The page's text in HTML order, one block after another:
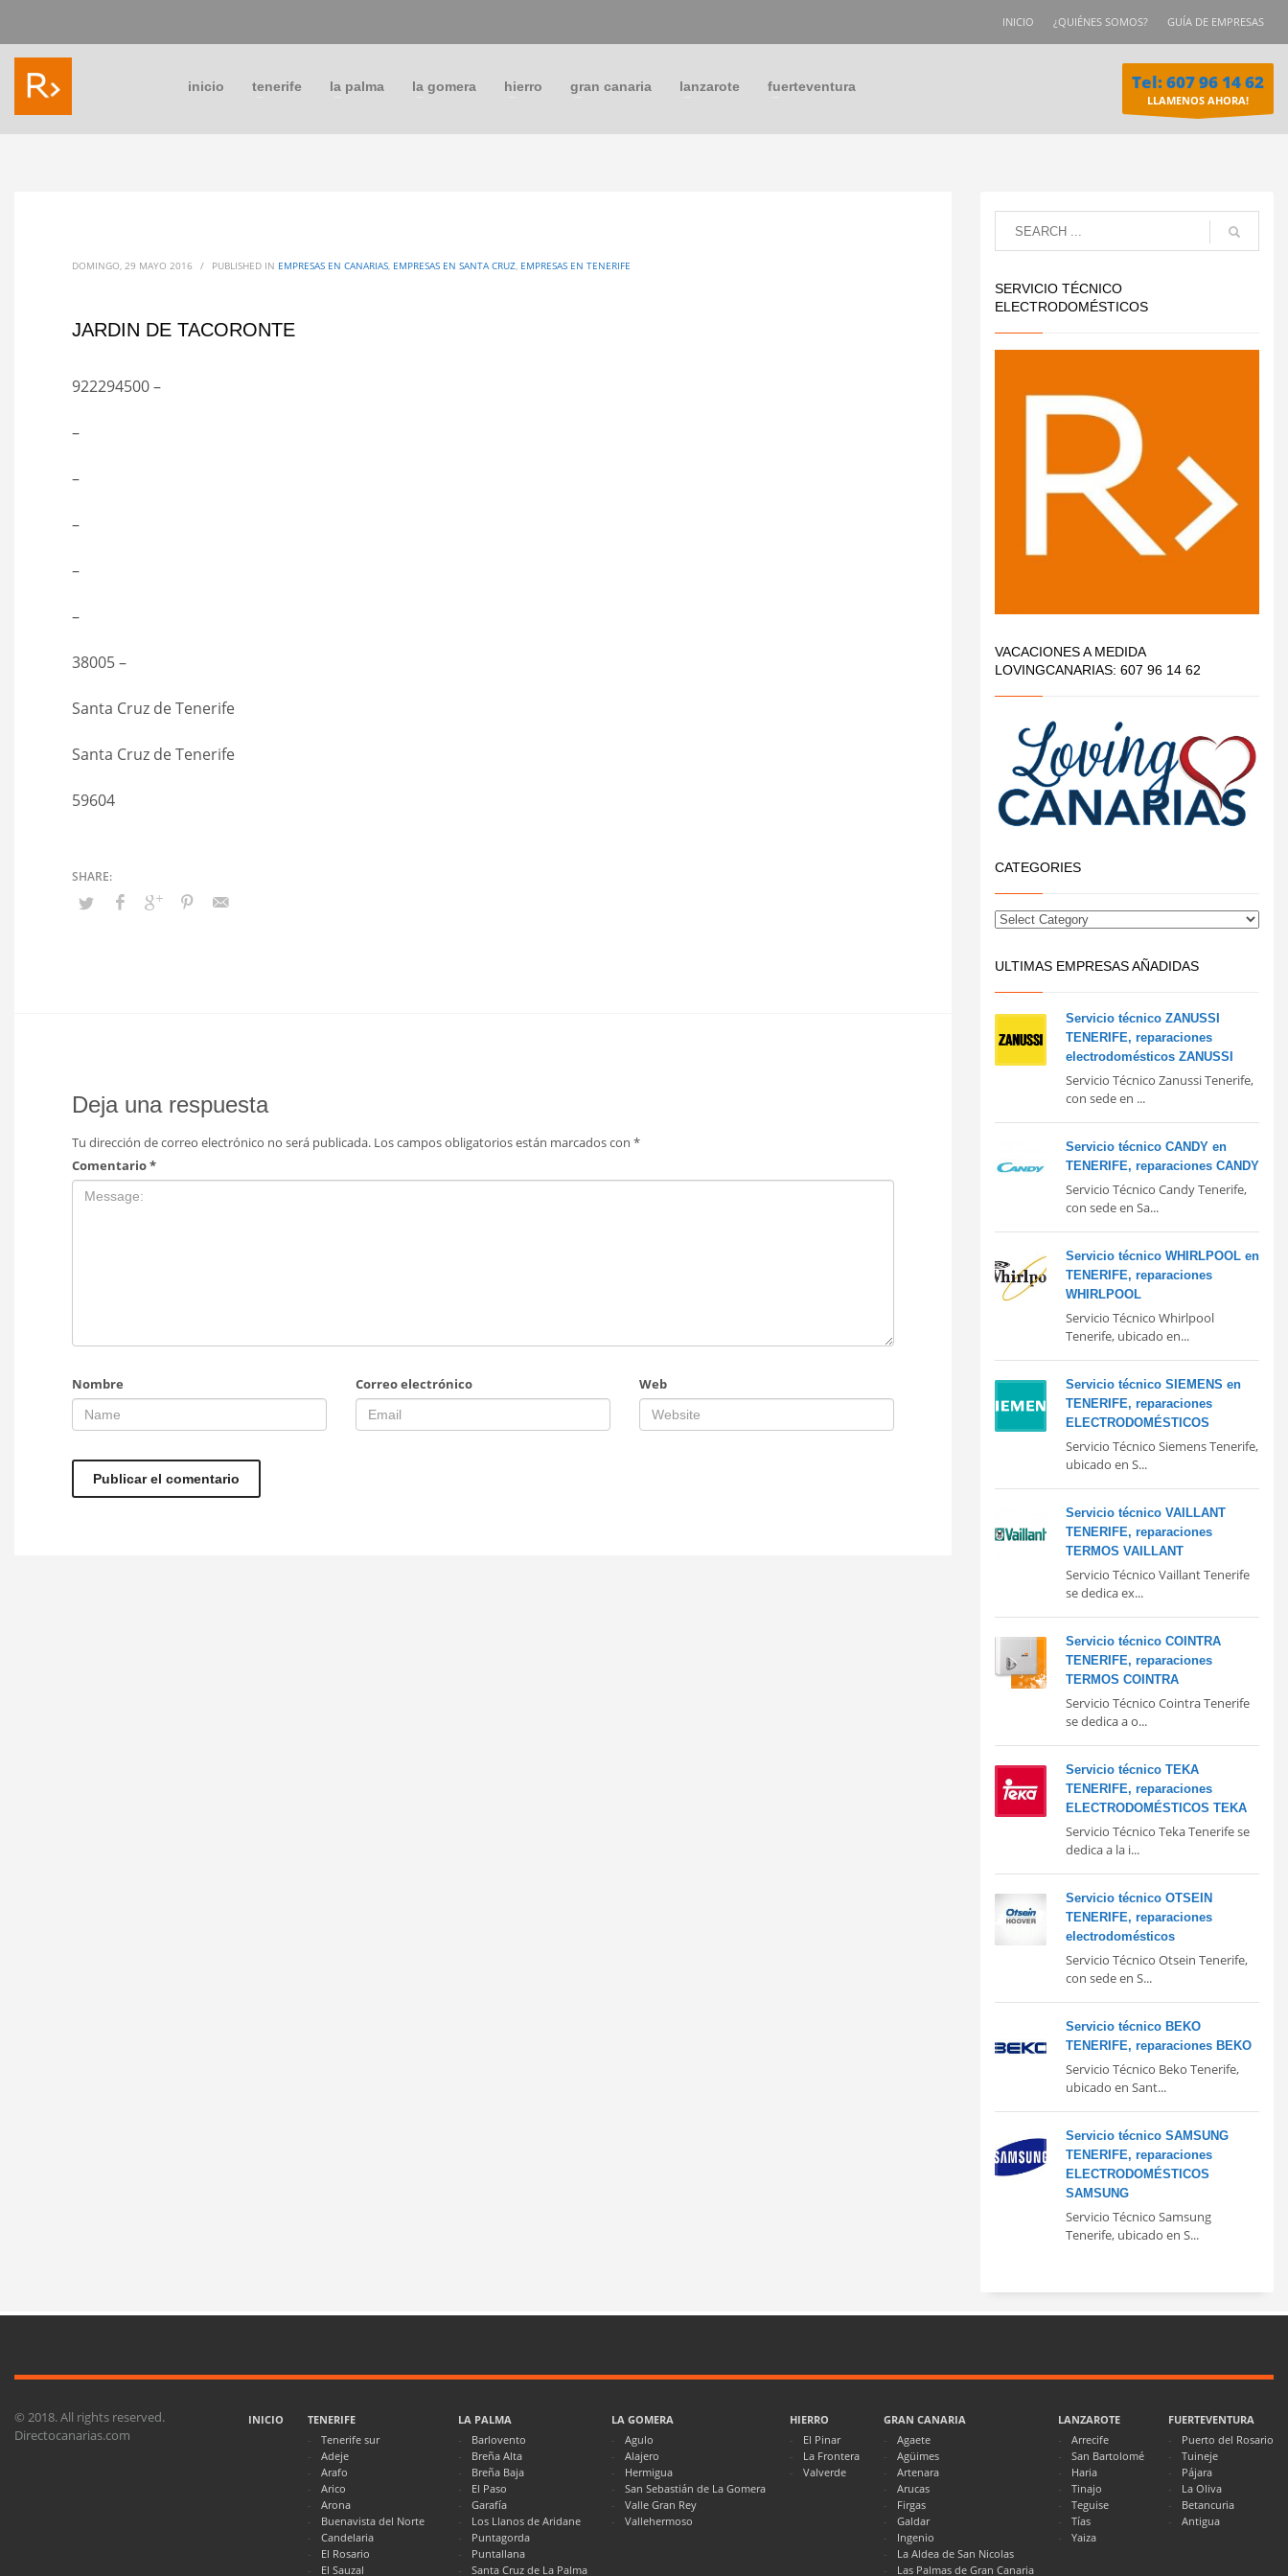
INICIO ¿QUIÉNES SOMOS? GUÍA DE EMPRESAS
inicio tenerife la palma la gomera hierro gran canaria lanzarote fuerteventura Tel: 607 96 14 62
LLAMENOS AHORA!
DOMINGO, 29 MAYO 2016 / PUBLISHED IN EMPRESAS EN CANARIAS, EMPRESAS EN SANTA CRUZ, EMPRESAS EN TENERIFE
JARDIN DE TACORONTE
922294500 –
–
–
–
–
–
38005 –
Santa Cruz de Tenerife
Santa Cruz de Tenerife
59604
Deja una respuesta
Tu dirección de correo electrónico no será publicada. Los campos obligatorios están marcados con *
Comentario*
Nombre Correo electrónico Web
SERVICIO TÉCNICO
ELECTRODOMÉSTICOS
VACACIONES A MEDIDA
LOVINGCANARIAS: 607 96 14 62
CATEGORIES
ULTIMAS EMPRESAS AÑADIDAS
Servicio técnico ZANUSSI
TENERIFE, reparaciones
electrodomésticos ZANUSSI
Servicio Técnico Zanussi Tenerife,
con sede en ...
Servicio técnico CANDY en
TENERIFE, reparaciones CANDY
Servicio Técnico Candy Tenerife,
con sede en Sa...
Servicio técnico WHIRLPOOL en
TENERIFE, reparaciones
WHIRLPOOL
Servicio Técnico Whirlpool
Tenerife, ubicado en...
Servicio técnico SIEMENS en
TENERIFE, reparaciones
ELECTRODOMÉSTICOS
Servicio Técnico Siemens Tenerife,
ubicado en S...
Servicio técnico VAILLANT
TENERIFE, reparaciones
TERMOS VAILLANT
Servicio Técnico Vaillant Tenerife
se dedica ex...
Servicio técnico COINTRA
TENERIFE, reparaciones
TERMOS COINTRA
Servicio Técnico Cointra Tenerife
se dedica a o...
Servicio técnico TEKA
TENERIFE, reparaciones
ELECTRODOMÉSTICOS TEKA
Servicio Técnico Teka Tenerife se
dedica a la i...
Servicio técnico OTSEIN
TENERIFE, reparaciones
electrodomésticos
Servicio Técnico Otsein Tenerife,
con sede en S...
Servicio técnico BEKO
TENERIFE, reparaciones BEKO
Servicio Técnico Beko Tenerife,
ubicado en Sant...
Servicio técnico SAMSUNG
TENERIFE, reparaciones
ELECTRODOMÉSTICOS
SAMSUNG
Servicio Técnico Samsung
Tenerife, ubicado en S...
INICIO
TENERIFE
Tenerife sur
Adeje
Arafo
Arico
Arona
Buenavista del Norte
Candelaria
El Rosario
El Sauzal
LA PALMA
Barlovento
Breña Alta
Breña Baja
El Paso
Garafía
Los Llanos de Aridane
Puntagorda
Puntallana
Santa Cruz de La Palma
LA GOMERA
Agulo
Alajero
Hermigua
San Sebastián de La Gomera
Valle Gran Rey
Vallehermoso
HIERRO
El Pinar
La Frontera
Valverde
GRAN CANARIA
Agaete
Agüimes
Artenara
Arucas
Firgas
Galdar
Ingenio
La Aldea de San Nicolas
Las Palmas de Gran Canaria
LANZAROTE
Arrecife
San Bartolomé
Haria
Tinajo
Teguise
Tías
Yaiza
FUERTEVENTURA
Puerto del Rosario
Tuineje
Pájara
La Oliva
Betancuria
Antigua
© 2018. All rights reserved.
Directocanarias.com